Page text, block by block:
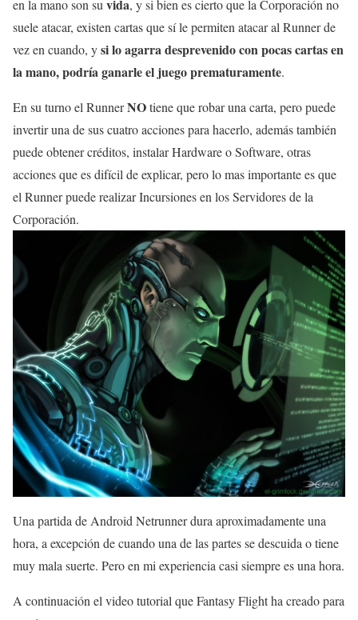
en la mano son su vida, y si bien es cierto que la Corporación no
suele atacar, existen cartas que sí le permiten atacar al Runner de
vez en cuando, ysi lo agarra desprevenido con pocas cartas en
la mano, podría ganarle el juego prematuramente.
En su turno el RunnerNOtiene que robar una carta, pero puede
invertir una de sus cuatro acciones para hacerlo, además también
puede obtener créditos, instalar Hardware o Software, otras
acciones que es difícil de explicar, pero lo mas importante es que
el Runner puede realizar Incursiones en los Servidores de la
Corporación.
Una partida de Android Netrunner dura aproximadamente una
hora, a excepción de cuando una de las partes se descuida o tiene
muy mala suerte. Pero en mi experiencia casi siempre es una hora.
A continuación el video tutorial que Fantasy Flight ha creado para